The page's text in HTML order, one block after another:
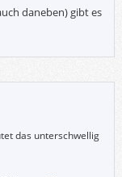
daneben) gibt es
das unterschwellig